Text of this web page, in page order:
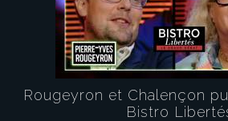
Rougeyron et Chalençon
Bistro